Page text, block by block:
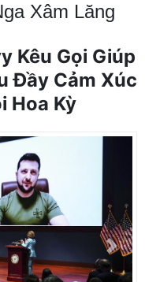
Xâm Lăng
Kêu Gọi Giúp
Đầy Cảm Xúc
Hoa Kỳ
Next